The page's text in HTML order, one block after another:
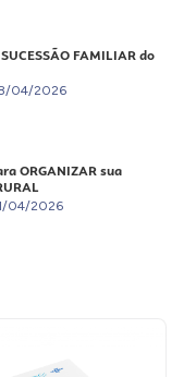
FAMILIAR do
04/2026
ORGANIZAR sua
04/2026